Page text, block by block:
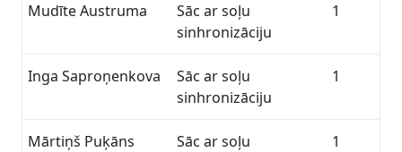
Mudīte Austruma
Sāc ar soļu
sinhronizāciju
1
Inga Saproņenkova
Sāc ar soļu
sinhronizāciju
1
Mārtiņš Puķāns
Sāc ar soļu
1